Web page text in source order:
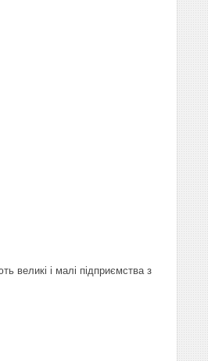
великі і малі підприємства з